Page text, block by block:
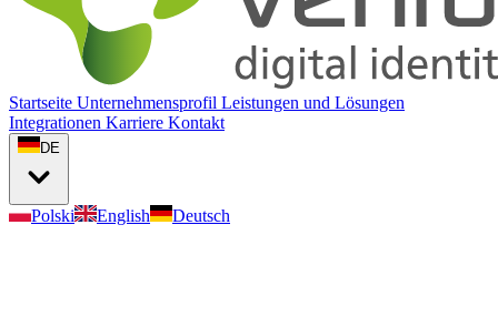
Startseite Unternehmensprofil Leistungen und Lösungen
Integrationen Karriere Kontakt
DE
Polski English Deutsch